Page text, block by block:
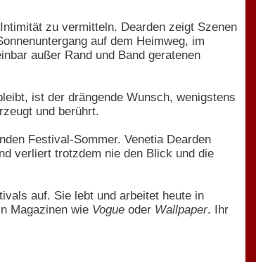
zu vermitteln. Dearden zeigt Szenen
auf dem Heimweg, im
außer Rand und Band geratenen
ist der drängende Wunsch, wenigstens
und berührt.
Festival-Sommer. Venetia Dearden
verliert trotzdem nie den Blick und die
auf. Sie lebt und arbeitet heute in
Magazinen wie Vogue oder Wallpaper. Ihr